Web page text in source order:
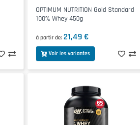
OPTIMUM NUTRITION Gold Standard
100% Whey 450g
à partir de 21,49 €
Voir les variantes